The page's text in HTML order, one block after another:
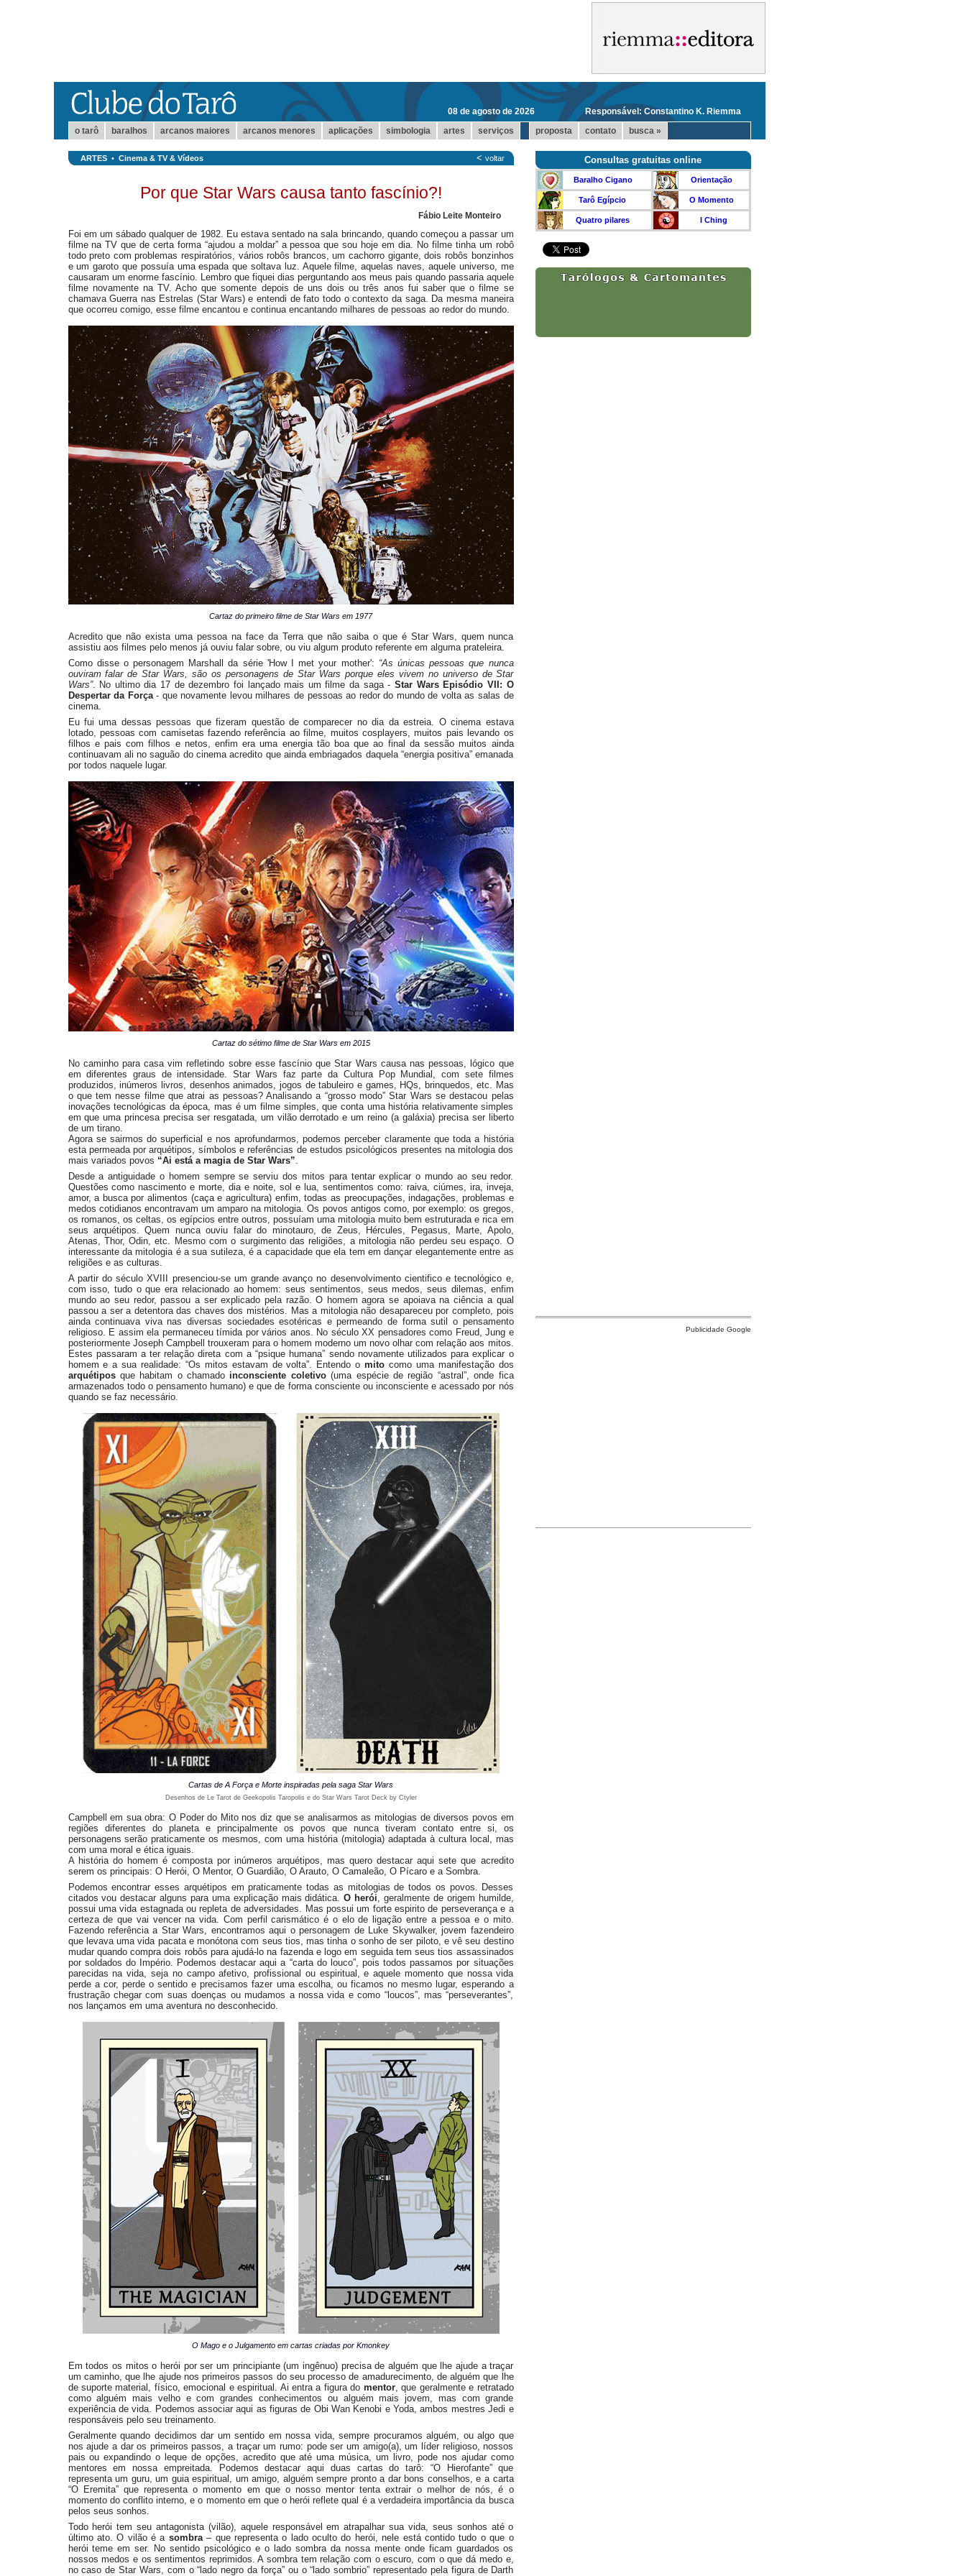
08 de agosto de 2026
Responsável: Constantino K. Riemma
o tarô
baralhos arcanos maiores arcanos menores aplicações simbologia artes serviços proposta contato busca »
ARTES • Cinema & TV & Vídeos < voltar
Por que Star Wars causa tanto fascínio?!
Fábio Leite Monteiro
Foi em um sábado qualquer de 1982. Eu estava sentado na sala brincando, quando começou a passar um
filme na TV que de certa forma “ajudou a moldar” a pessoa que sou hoje em dia. No filme tinha um robô
todo preto com problemas respiratórios, vários robôs brancos, um cachorro gigante, dois robôs bonzinhos
e um garoto que possuía uma espada que soltava luz. Aquele filme, aquelas naves, aquele universo, me
causaram um enorme fascínio. Lembro que fiquei dias perguntando aos meus pais quando passaria aquele
filme novamente na TV. Acho que somente depois de uns dois ou três anos fui saber que o filme se
chamava Guerra nas Estrelas (Star Wars) e entendi de fato todo o contexto da saga. Da mesma maneira
que ocorreu comigo, esse filme encantou e continua encantando milhares de pessoas ao redor do mundo.
Cartaz do primeiro filme de Star Wars em 1977
Acredito que não exista uma pessoa na face da Terra que não saiba o que é Star Wars, quem nunca
assistiu aos filmes pelo menos já ouviu falar sobre, ou viu algum produto referente em alguma prateleira.
Como disse o personagem Marshall da série 'How I met your mother': “As únicas pessoas que nunca
ouviram falar de Star Wars, são os personagens de Star Wars porque eles vivem no universo de Star
Wars”. No ultimo dia 17 de dezembro foi lançado mais um filme da saga - Star Wars Episódio VII: O
Despertar da Força- que novamente levou milhares de pessoas ao redor do mundo de volta as salas de
cinema.
Eu fui uma dessas pessoas que fizeram questão de comparecer no dia da estreia. O cinema estava
lotado, pessoas com camisetas fazendo referência ao filme, muitos cosplayers, muitos pais levando os
filhos e pais com filhos e netos, enfim era uma energia tão boa que ao final da sessão muitos ainda
continuavam ali no saguão do cinema acredito que ainda embriagados daquela “energia positiva” emanada
por todos naquele lugar.
Cartaz do sétimo filme de Star Wars em 2015
No caminho para casa vim refletindo sobre esse fascínio que Star Wars causa nas pessoas, lógico que
em diferentes graus de intensidade. Star Wars faz parte da Cultura Pop Mundial, com sete filmes
produzidos, inúmeros livros, desenhos animados, jogos de tabuleiro e games, HQs, brinquedos, etc. Mas
o que tem nesse filme que atrai as pessoas? Analisando a “grosso modo” Star Wars se destacou pelas
inovações tecnológicas da época, mas é um filme simples, que conta uma história relativamente simples
em que uma princesa precisa ser resgatada, um vilão derrotado e um reino (a galáxia) precisa ser liberto
de um tirano.
Agora se sairmos do superficial e nos aprofundarmos, podemos perceber claramente que toda a história
esta permeada por arquétipos, símbolos e referências de estudos psicológicos presentes na mitologia dos
mais variados povos “Ai está a magia de Star Wars”.
Desde a antiguidade o homem sempre se serviu dos mitos para tentar explicar o mundo ao seu redor.
Questões como nascimento e morte, dia e noite, sol e lua, sentimentos como: raiva, ciúmes, ira, inveja,
amor, a busca por alimentos (caça e agricultura) enfim, todas as preocupações, indagações, problemas e
medos cotidianos encontravam um amparo na mitologia. Os povos antigos como, por exemplo: os gregos,
os romanos, os celtas, os egípcios entre outros, possuíam uma mitologia muito bem estruturada e rica em
seus arquétipos. Quem nunca ouviu falar do minotauro, de Zeus, Hércules, Pegasus, Marte, Apolo,
Atenas, Thor, Odin, etc. Mesmo com o surgimento das religiões, a mitologia não perdeu seu espaço. O
interessante da mitologia é a sua sutileza, é a capacidade que ela tem em dançar elegantemente entre as
religiões e as culturas.
A partir do século XVIII presenciou-se um grande avanço no desenvolvimento cientifico e tecnológico e,
com isso, tudo o que era relacionado ao homem: seus sentimentos, seus medos, seus dilemas, enfim
mundo ao seu redor, passou a ser explicado pela razão. O homem agora se apoiava na ciência a qual
passou a ser a detentora das chaves dos mistérios. Mas a mitologia não desapareceu por completo, pois
ainda continuava viva nas diversas sociedades esotéricas e permeando de forma sutil o pensamento
religioso. E assim ela permaneceu tímida por vários anos. No século XX pensadores como Freud, Jung e
posteriormente Joseph Campbell trouxeram para o homem moderno um novo olhar com relação aos mitos.
Estes passaram a ter relação direta com a “psique humana” sendo novamente utilizados para explicar o
homem e a sua realidade: “Os mitos estavam de volta”. Entendo o mito como uma manifestação dos
arquétiposque habitam o chamado inconsciente coletivo(uma espécie de região “astral”, onde fica
armazenados todo o pensamento humano) e que de forma consciente ou inconsciente e acessado por nós
quando se faz necessário.
Cartas de A Força e Morte inspiradas pela saga Star Wars
Desenhos de Le Tarot de Geekopolis Taropolis e do Star Wars Tarot Deck by Ctyler
Campbell em sua obra: O Poder do Mito nos diz que se analisarmos as mitologias de diversos povos em
regiões diferentes do planeta e principalmente os povos que nunca tiveram contato entre si, os
personagens serão praticamente os mesmos, com uma história (mitologia) adaptada à cultura local, mas
com uma moral e ética iguais.
A história do homem é composta por inúmeros arquétipos, mas quero destacar aqui sete que acredito
serem os principais: O Herói, O Mentor, O Guardião, O Arauto, O Camaleão, O Pícaro e a Sombra.
Podemos encontrar esses arquétipos em praticamente todas as mitologias de todos os povos. Desses
citados vou destacar alguns para uma explicação mais didática.O herói, geralmente de origem humilde,
possui uma vida estagnada ou repleta de adversidades. Mas possui um forte espirito de perseverança e a
certeza de que vai vencer na vida. Com perfil carismático é o elo de ligação entre a pessoa e o mito.
Fazendo referência a Star Wars, encontramos aqui o personagem de Luke Skywalker, jovem fazendeiro
que levava uma vida pacata e monótona com seus tios, mas tinha o sonho de ser piloto, e vê seu destino
mudar quando compra dois robôs para ajudá-lo na fazenda e logo em seguida tem seus tios assassinados
por soldados do Império. Podemos destacar aqui a “carta do louco”, pois todos passamos por situações
parecidas na vida, seja no campo afetivo, profissional ou espiritual, e aquele momento que nossa vida
perde a cor, perde o sentido e precisamos fazer uma escolha, ou ficamos no mesmo lugar, esperando a
frustração chegar com suas doenças ou mudamos a nossa vida e como “loucos”, mas “perseverantes”,
nos lançamos em uma aventura no desconhecido.
O Mago e o Julgamento em cartas criadas por Kmonkey
Em todos os mitos o herói por ser um principiante (um ingênuo) precisa de alguém que lhe ajude a traçar
um caminho, que lhe ajude nos primeiros passos do seu processo de amadurecimento, de alguém que lhe
de suporte material, físico, emocional e espiritual. Ai entra a figura do mentor, que geralmente e retratado
como alguém mais velho e com grandes conhecimentos ou alguém mais jovem, mas com grande
experiência de vida. Podemos associar aqui as figuras de Obi Wan Kenobi e Yoda, ambos mestres Jedi e
responsáveis pelo seu treinamento.
Geralmente quando decidimos dar um sentido em nossa vida, sempre procuramos alguém, ou algo que
nos ajude a dar os primeiros passos, a traçar um rumo: pode ser um amigo(a), um líder religioso, nossos
pais ou expandindo o leque de opções, acredito que até uma música, um livro, pode nos ajudar como
mentores em nossa empreitada. Podemos destacar aqui duas cartas do tarô: “O Hierofante” que
representa um guru, um guia espiritual, um amigo, alguém sempre pronto a dar bons conselhos, e a carta
“O Eremita” que representa o momento em que o nosso mentor tenta extrair o melhor de nós, é o
momento do conflito interno, e o momento em que o herói reflete qual é a verdadeira importância da busca
pelos seus sonhos.
Todo herói tem seu antagonista (vilão), aquele responsável em atrapalhar sua vida, seus sonhos até o
último ato. O vilão é a sombra– que representa o lado oculto do herói, nele está contido tudo o que o
herói teme em ser. No sentido psicológico e o lado sombra da nossa mente onde ficam guardados os
nossos medos e os sentimentos reprimidos. A sombra tem relação com o escuro, com o que dá medo e,
no caso de Star Wars, com o “lado negro da força” ou o “lado sombrio” representado pela figura de Darth
Consultas gratuitas online
Baralho Cigano
Tarô Egípcio
Quatro pilares
Orientação
O Momento
I Ching
Publicidade Google